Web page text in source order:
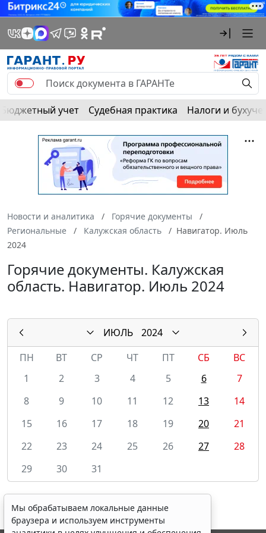
Бюджетный учет Судебная практика Налоги и
Новости и аналитика
Горячие документы
Региональные
Калужская область
Навигатор. Июль
2024
Горячие документы. Калужская
область. Навигатор. Июль 2024
ИЮЛЬ
2024
ПН
ВТ СР ЧТ ПТ СБ
ВС
1
2 3 4 5 6
7
8
9 10 11 12 13
14
15
16 17 18 19 20
21
22
23 24 25 26 27
28
29
30 31
Мы обрабатываем локальные данные
браузера и используем инструменты